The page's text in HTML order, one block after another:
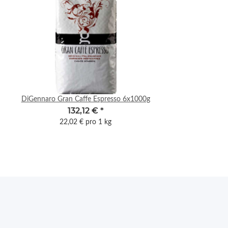
DiGennaro Gran Caffe Espresso 6x1000g
132,12 € *
22,02 € pro 1 kg